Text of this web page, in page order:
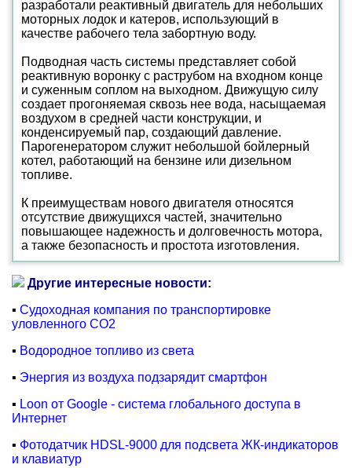
разработали реактивный двигатель для небольших
моторных лодок и катеров, использующий в
качестве рабочего тела забортную воду.
Подводная часть системы представляет собой
реактивную воронку с раструбом на входном конце
и суженным соплом на выходном. Движущую силу
создает прогоняемая сквозь нее вода, насыщаемая
воздухом в средней части конструкции, и
конденсируемый пар, создающий давление.
Парогенератором служит небольшой бойлерный
котел, работающий на бензине или дизельном
топливе.
К преимуществам нового двигателя относятся
отсутствие движущихся частей, значительно
повышающее надежность и долговечность мотора,
а также безопасность и простота изготовления.
Другие интересные новости:
▪ Cудоходная компания по транспортировке
уловленного CO2
▪ Водородное топливо из света
▪ Энергия из воздуха подзарядит смартфон
▪ Loon от Google - система глобального доступа в
Интернет
▪ Фотодатчик HDSL-9000 для подсвета ЖК-индикаторов
и клавиатур